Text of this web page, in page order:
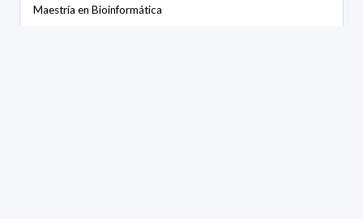
Maestría en Bioinformática